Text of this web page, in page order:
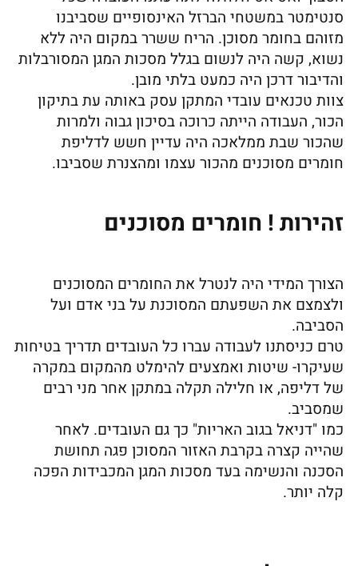
סנטימטר במשטחי הברזל האינסופיים שסביבנו
מזוהם בחומר מסוכן. הריח ששרר במקום היה ללא
נשוא, קשה היה לנשום בגלל מסכות המגן המסורבלות
והדיבור דרכן היה כמעט בלתי מובן.
צוות טכנאים עובדי המתקן עסק באותה עת בתיקון
הכור, העבודה הייתה כרוכה בסיכון גבוה ולמרות
שהכור שבת ממלאכה היה עדיין חשש לדליפת
חומרים מסוכנים מהכור עצמו ומהצנרת שסביבו.
זהירות ! חומרים מסוכנים
הצורך המידי היה לנטרל את החומרים המסוכנים
ולצמצם את השפעתם המסוכנת על בני אדם ועל
הסביבה.
טרם כניסתנו לעבודה עברו כל העובדים תדריך בטיחות
שעיקרו- שיטות ואמצעים להימלט מהמקום במקרה
של דליפה, או חלילה תקלה במתקן אחר מני רבים
שמסביב.
כמו "דניאל בגוב האריות" כך גם העובדים. לאחר
שהייה קצרה בקרבת האזור המסוכן פגה תחושת
הסכנה והנשימה בעד מסכות המגן המכבידות הפכה
קלה יותר.